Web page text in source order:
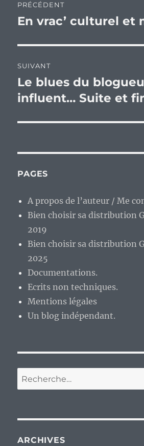
de
PRÉCÉDENT
Publication
En vrac’ culturel et
SUIVANT
Publication
suivante :
Le blues du
influent… Suite et
PAGES
A propos de l’auteur / Me
Bien choisir sa distribution
2019
Bien choisir sa distribution
2025
Documentations.
Ecrits non techniques.
Mentions légales
Un blog indépendant.
Recherche
pour :
ARCHIVES